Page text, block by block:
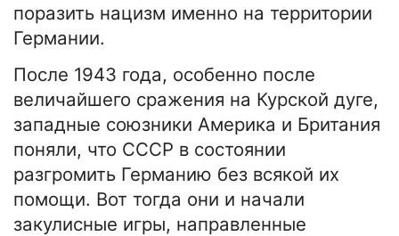
поразить нацизм именно на территории
Германии.
После 1943 года, особенно после
величайшего сражения на Курской дуге,
западные союзники Америка и Британия
поняли, что СССР в состоянии
разгромить Германию без всякой их
помощи. Вот тогда они и начали
закулисные игры, направленные